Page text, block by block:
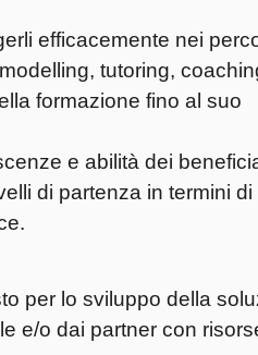
efficacemente nei
tutoring,
formazione fino al suo
e abilità dei
di partenza in termini
per lo sviluppo della
e/o dai partner con